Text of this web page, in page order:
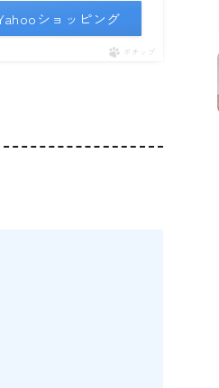
ショッピング
ポチップ